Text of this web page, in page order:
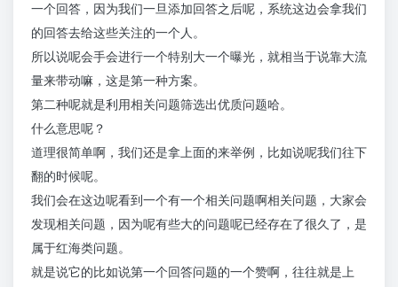
一个回答，因为我们一旦添加回答之后呢，系统这边会拿我们
的回答去给这些关注的一个人。
所以说呢会手会进行一个特别大一个曝光，就相当于说靠大流
量来带动嘛，这是第一种方案。
第二种呢就是利用相关问题筛选出优质问题哈。
什么意思呢？
道理很简单啊，我们还是拿上面的来举例，比如说呢我们往下
翻的时候呢。
我们会在这边呢看到一个有一个相关问题啊相关问题，大家会
发现相关问题，因为呢有些大的问题呢已经存在了很久了，是
属于红海类问题。
就是说它的比如说第一个回答问题的一个赞啊，往往就是上